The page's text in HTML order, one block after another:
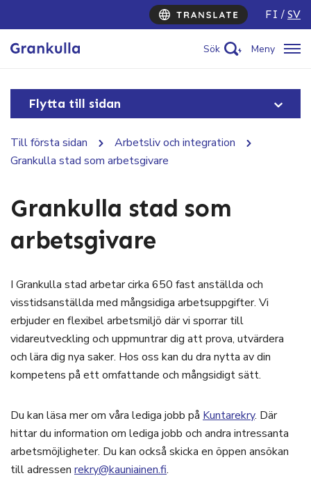
FI SV
Sök Meny
Flytta till sidan
Till första sidan
Arbetsliv och integration
Grankulla stad som arbetsgivare
Grankulla stad som
arbetsgivare
I Grankulla stad arbetar cirka 650 fast anställda och
visstidsanställda med mångsidiga arbetsuppgifter. Vi
erbjuder en flexibel arbetsmiljö där vi sporrar till
vidareutveckling och uppmuntrar dig att prova, utvärdera
och lära dig nya saker. Hos oss kan du dra nytta av din
kompetens på ett omfattande och mångsidigt sätt.
Du kan läsa mer om våra lediga jobb på Kuntarekry. Där
hittar du information om lediga jobb och andra intressanta
arbetsmöjligheter. Du kan också skicka en öppen ansökan
till adressen rekry@kauniainen.fi.